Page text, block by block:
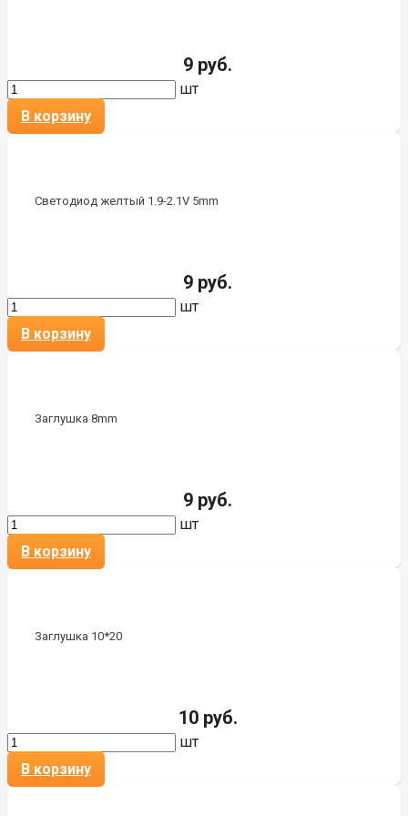
9 руб.
шт
В корзину
Светодиод желтый 1.9-2.1V 5mm
9 руб.
шт
В корзину
Заглушка 8mm
9 руб.
шт
В корзину
Заглушка 10*20
10 руб.
шт
В корзину